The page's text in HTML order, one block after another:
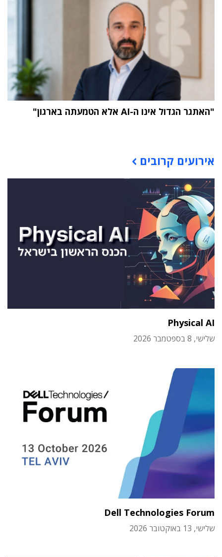
"האתגר הגדול אינו ה-AI אלא הטמעתה בארגון"
אירועים קרובים
Physical AI
שלישי, 8 בספטמבר 2026
Dell Technologies Forum
שלישי, 13 באוקטובר 2026